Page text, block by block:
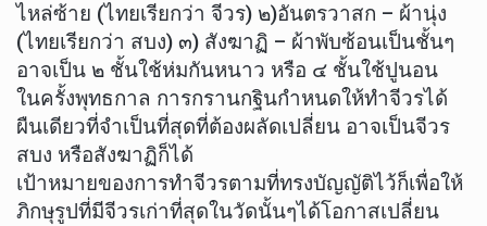
ไหล่ซ้าย (ไทยเรียกว่า จีวร) ๒)อันตรวาสก – ผ้านุ่ง
(ไทยเรียกว่า สบง) ๓) สังฆาฏิ – ผ้าพับซ้อนเป็นชั้นๆ
อาจเป็น ๒ ชั้นใช้ห่มกันหนาว หรือ ๔ ชั้นใช้ปูนอน
ในครั้งพุทธกาล การกรานกฐินกำหนดให้ทำจีวรได้
ผืนเดียวที่จำเป็นที่สุดที่ต้องผลัดเปลี่ยน อาจเป็นจีวร
สบง หรือสังฆาฏิก็ได้
เป้าหมายของการทำจีวรตามที่ทรงบัญญัติไว้ก็เพื่อให้
ภิกษุรูปที่มีจีวรเก่าที่สุดในวัดนั้นๆได้โอกาสเปลี่ยน